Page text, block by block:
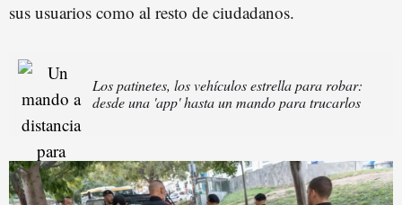
sus usuarios como al resto de ciudadanos.
Los patinetes, los vehículos estrella para robar:
desde una 'app' hasta un mando para trucarlos